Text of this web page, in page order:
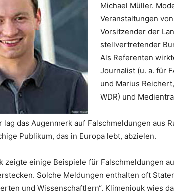
Michael Müller.
Veranstaltungen
Vorsitzender der
stellvertretender
Als Referenten
Journalist (u. a. für
und Marius
WDR) und
lag das Augenmerk auf Falschmeldungen aus
Publikum, das in Europa lebt, abzielen.
zeigte einige Beispiele für Falschmeldungen
Solche Meldungen enthalten oft
und Wissenschaftlern“. Klimeniouk wies